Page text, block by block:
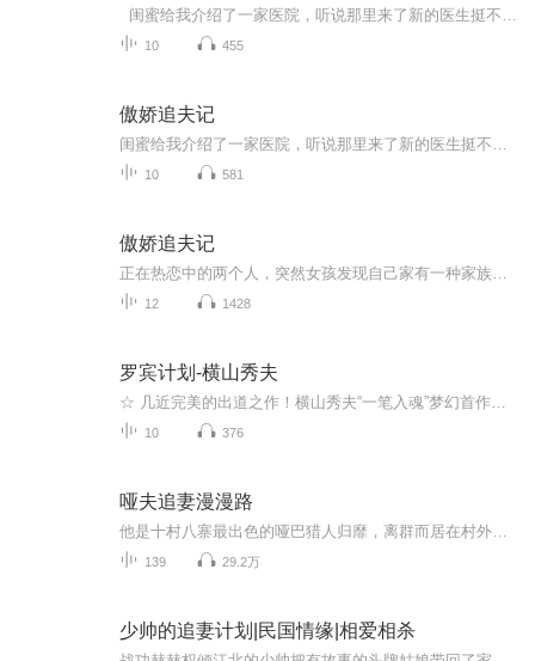
10 455
傲娇追夫记
10 581
傲娇追夫记
12 1428
罗宾计划-横山秀夫
10 376
哑夫追妻漫漫路
139 29.2万
少帅的追妻计划|民国情缘|相爱相杀